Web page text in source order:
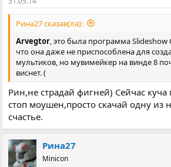
Рина27 сказав(ла):
Arvegtor, это была программа Slideshow
что она даже не приспособлена для
мультиков, но мувимейкер на винде 8
виснет. (
Рин,не страдай фигней) Сейчас куча
стоп моушен,просто скачай одну из
счастье.
Рина27
Minicon